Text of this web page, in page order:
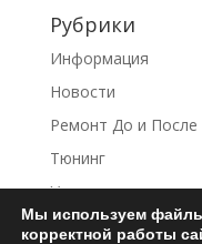
Рубрики
Информация
Новости
Ремонт До и После
Тюнинг
Услуги
Мы используем
корректной работы